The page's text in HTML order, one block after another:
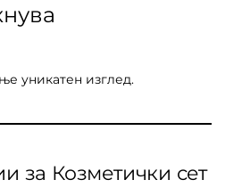
уникатен изглед.
за Козметички сет